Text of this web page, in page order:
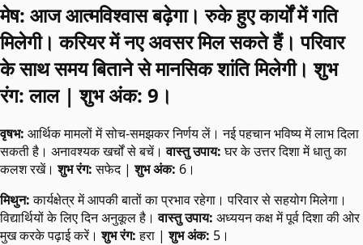
मेष: आज आत्मविश्वास बढ़ेगा। रुके हुए कार्यों में गति
मिलेगी। करियर में नए अवसर मिल सकते हैं। परिवार
के साथ समय बिताने से मानसिक शांति मिलेगी। शुभ
रंग: लाल | शुभ अंक: 9।
वृषभ: आर्थिक मामलों में सोच-समझकर निर्णय लें। नई पहचान भविष्य में लाभ दिला
सकती है। अनावश्यक खर्चों से बचें।वास्तु उपाय:घर के उत्तर दिशा में धातु का
कलश रखें।शुभ रंग:सफेद |शुभ अंक: 6।
मिथुन:कार्यक्षेत्र में आपकी बातों का प्रभाव रहेगा। परिवार से सहयोग मिलेगा।
विद्यार्थियों के लिए दिन अनुकूल है।वास्तु उपाय: अध्ययन कक्ष में पूर्व दिशा की ओर
मुख करके पढ़ाई करें।शुभ रंग:हरा |शुभ अंक: 5।